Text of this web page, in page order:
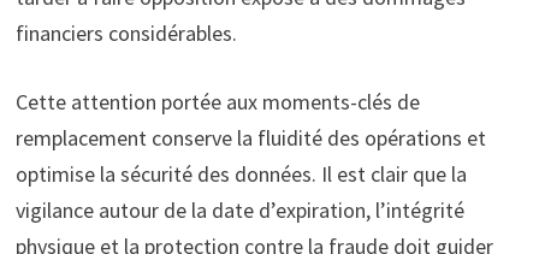
financiers considérables.
Cette attention portée aux moments-clés de
remplacement conserve la fluidité des opérations et
optimise la sécurité des données. Il est clair que la
vigilance autour de la date d’expiration, l’intégrité
physique et la protection contre la fraude doit guider